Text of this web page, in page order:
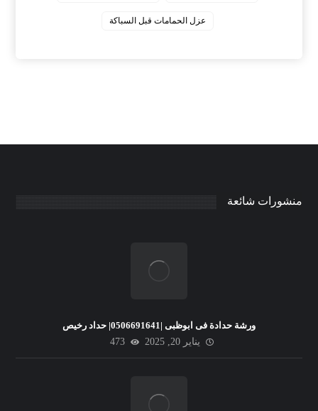
عزل الحمامات قبل السباكة
منشورات شائعة
ورشة حدادة فى ابوظبى |0506691641| حداد رخيص
يناير 20, 2025
473